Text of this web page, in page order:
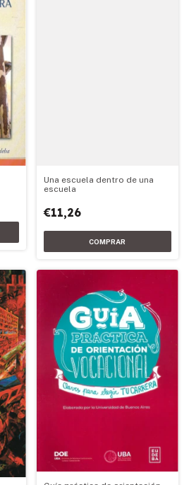
Una escuela dentro de una
escuela
€11,26